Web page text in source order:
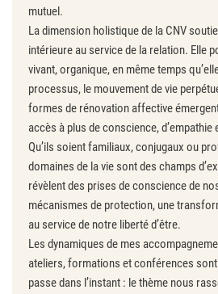
mutuel.
La dimension holistique de la CNV
intérieure au service de la relation. Elle
vivant, organique, en même temps
processus, le mouvement de vie
formes de rénovation affective
accès à plus de conscience, d’empathie
Qu’ils soient familiaux, conjugaux ou
domaines de la vie sont des champs
révèlent des prises de conscience de
mécanismes de protection, une
au service de notre liberté d’être.
Les dynamiques de mes
ateliers, formations et conférences sont
passe dans l’instant : le thème nous